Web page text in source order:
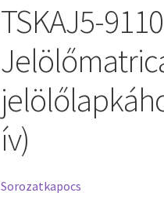
TSKAJ5-
ív)
Sorozatkapocs